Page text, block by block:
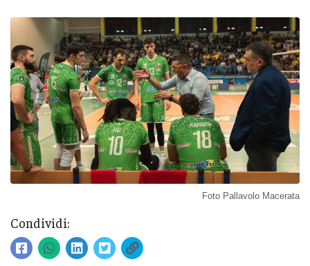
Foto Pallavolo Macerata
Condividi: